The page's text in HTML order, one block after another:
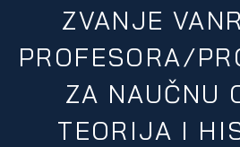
ZVANJE
PROFESORA/
ZA NAUČNU
TEORIJA I